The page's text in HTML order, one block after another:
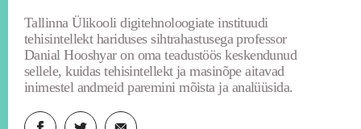
Tallinna Ülikooli digitehnoloogiate instituudi
tehisintellekt hariduses sihtrahastusega professor
Danial Hooshyar on oma teadustöös keskendunud
sellele, kuidas tehisintellekt ja masinõpe aitavad
inimestel andmeid paremini mõista ja analüüsida.